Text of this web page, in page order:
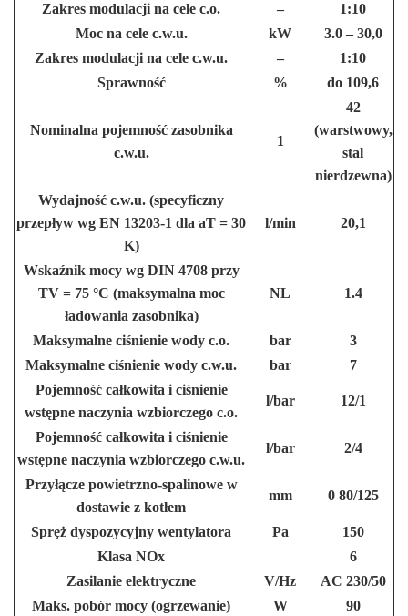
Zakres modulacji na cele c.o.
–
1:10
Moc na cele c.w.u.
kW
3.0 – 30,0
Zakres modulacji na cele c.w.u.
–
1:10
Sprawność
% do 109,6
Nominalna pojemność zasobnika
c.w.u.
1
42
(warstwowy,
stal
nierdzewna)
Wydajność c.w.u. (specyficzny
przepływ wg EN 13203-1 dla aT = 30
K)
l/min 20,1
Wskaźnik mocy wg DIN 4708 przy
TV = 75 °C (maksymalna moc
ładowania zasobnika)
NL 1.4
Maksymalne ciśnienie wody c.o. bar
3
Maksymalne ciśnienie wody c.w.u.
bar
7
Pojemność całkowita i ciśnienie
wstępne naczynia wzbiorczego c.o.
l/bar 12/1
Pojemność całkowita i ciśnienie
wstępne naczynia wzbiorczego c.w.u.
l/bar 2/4
Przyłącze powietrzno-spalinowe w
dostawie z kotłem
mm 0 80/125
Spręż dyspozycyjny wentylatora Pa
150
Klasa NOx
6
Zasilanie elektryczne
V/Hz
AC 230/50
Maks. pobór mocy (ogrzewanie)
W
90